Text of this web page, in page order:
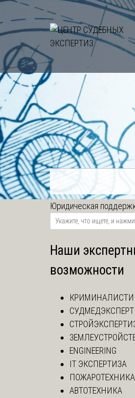
to
content
Юридическая
Наши
возможности
ENGINEERING
IT ЭКСПЕРТИЗА
ПОЖАРОТЕХНИКА
АВТОТЕХНИКА